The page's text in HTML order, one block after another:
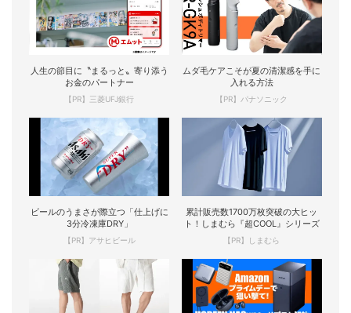
人生の節目に〝まるっと〟寄り添う
お金のパートナー
【PR】三菱UFJ銀行
ムダ毛ケアこそが夏の清潔感を手に
入れる方法
【PR】パナソニック
ビールのうまさが際立つ「仕上げに
3分冷凍庫DRY」
【PR】アサヒビール
累計販売数1700万枚突破の大ヒッ
ト！しまむら『超COOL』シリーズ
【PR】しまむら